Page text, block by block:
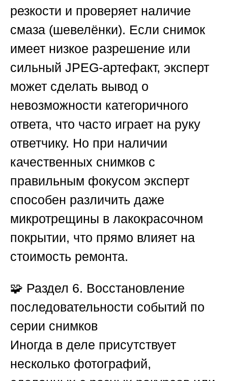
резкости и проверяет наличие
смаза (шевелёнки). Если снимок
имеет низкое разрешение или
сильный JPEG-артефакт, эксперт
может сделать вывод о
невозможности категоричного
ответа, что часто играет на руку
ответчику. Но при наличии
качественных снимков с
правильным фокусом эксперт
способен различить даже
микротрещины в лакокрасочном
покрытии, что прямо влияет на
стоимость ремонта.
🧩 Раздел 6. Восстановление
последовательности событий по
серии снимков
Иногда в деле присутствует
несколько фотографий,